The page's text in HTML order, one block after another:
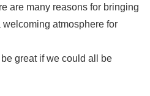
are many reasons for bringing
atmosphere for
great if we could all be